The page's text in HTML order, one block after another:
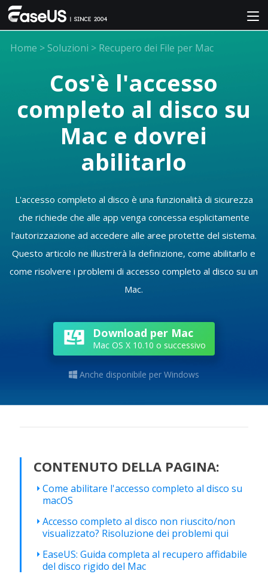
Home > Soluzioni > Recupero dei File per Mac
Cos'è l'accesso
completo al disco su
Mac e dovrei
abilitarlo
L'accesso completo al disco è una funzionalità di sicurezza
che richiede che alle app venga concessa esplicitamente
l'autorizzazione ad accedere alle aree protette del sistema.
Questo articolo ne illustrerà la definizione, come abilitarlo e
come risolvere i problemi di accesso completo al disco su un
Mac.
Download per Mac
Mac OS X 10.10 o successivo
 Anche disponibile per Windows
CONTENUTO DELLA PAGINA:
Come abilitare l'accesso completo al disco su
macOS
Accesso completo al disco non riuscito/non
visualizzato? Risoluzione dei problemi qui
EaseUS: Guida completa al recupero affidabile
del disco rigido del Mac